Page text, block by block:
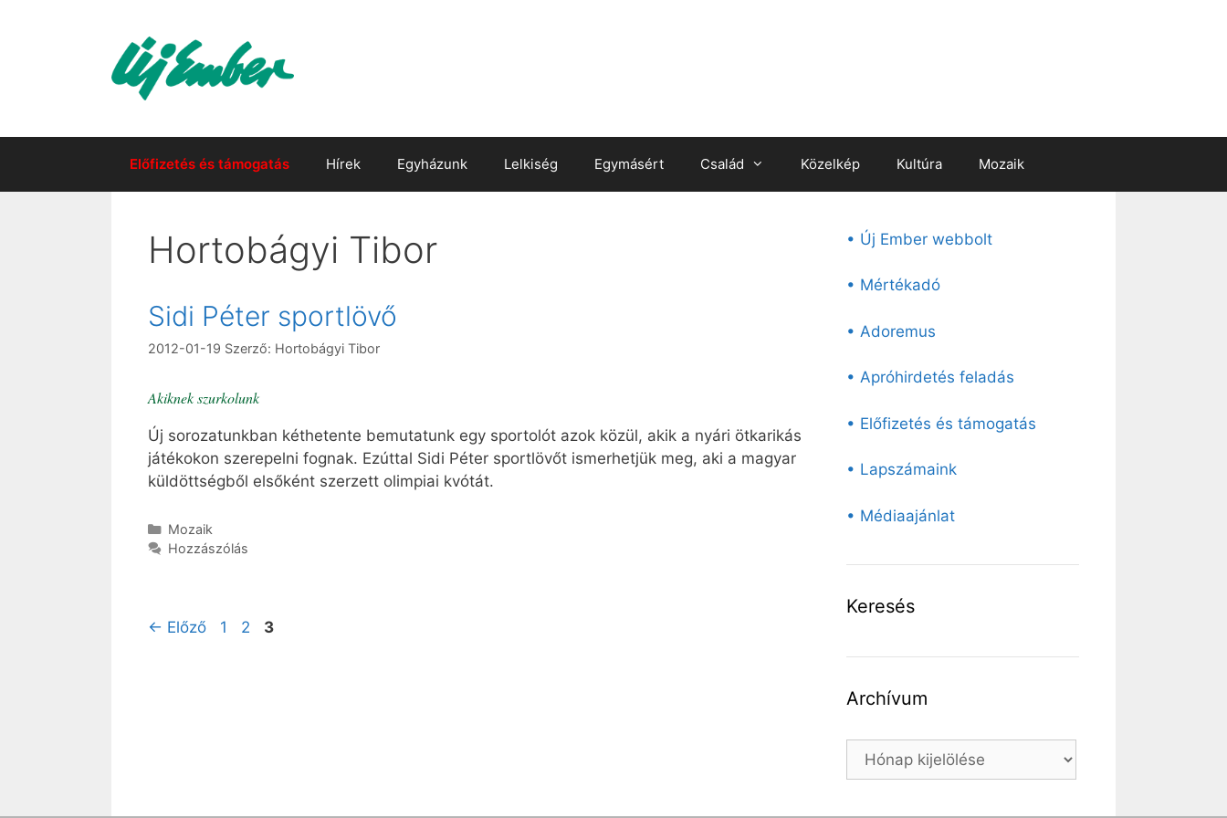
Előfizetés és támogatás Hírek Egyházunk Lelkiség Egymásért Család Közelkép Kultúra Mozaik
Hortobágyi Tibor
Sidi Péter sportlövő
2012-01-19 Szerző: Hortobágyi Tibor
Akiknek szurkolunk
Új sorozatunkban kéthetente bemutatunk egy sportolót azok közül, akik a nyári ötkarikás
játékokon szerepelni fognak. Ezúttal Sidi Péter sportlövőt ismerhetjük meg, aki a magyar
küldöttségből elsőként szerzett olimpiai kvótát.
Kategória
Mozaik
Hozzászólás
← Előző Oldal
1 Oldal
2 Oldal
3
• Új Ember webbolt
• Mértékadó
• Adoremus
• Apróhirdetés feladás
• Előfizetés és támogatás
• Lapszámaink
• Médiaajánlat
Keresés
Archívum
Archívum